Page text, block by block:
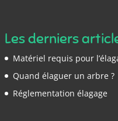
Les derniers
Matériel requis pour
Quand élaguer un arbre ?
Réglementation élagage